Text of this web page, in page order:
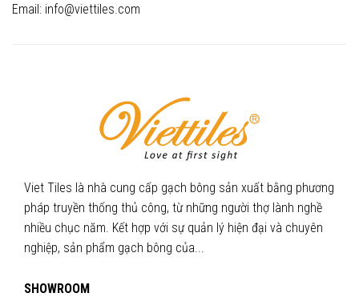
Email: info@viettiles.com
Viet Tiles là nhà cung cấp gạch bông sản xuất bằng phương
pháp truyền thống thủ công, từ những người thợ lành nghề
nhiều chục năm. Kết hợp với sự quản lý hiện đại và chuyên
nghiệp, sản phẩm gạch bông của...
SHOWROOM